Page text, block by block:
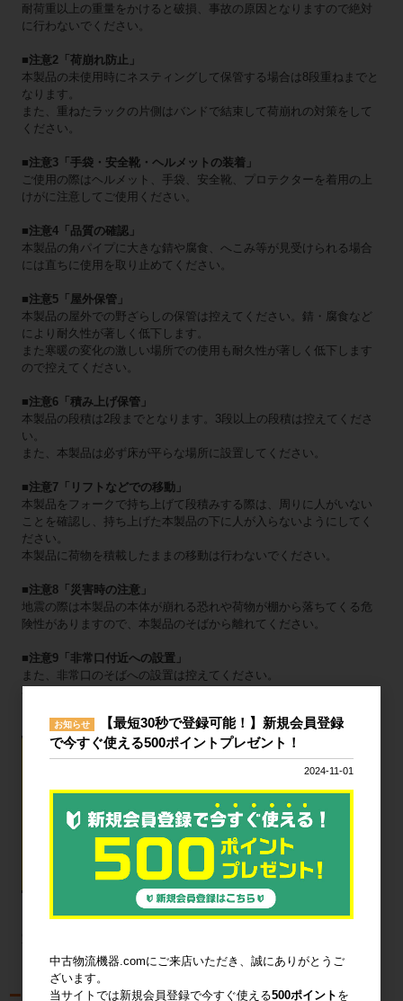
耐荷重以上の重量をかけると破損、事故の原因となりますので絶対
に行わないでください。
■注意2「荷崩れ防止」
本製品の未使用時にネスティングして保管する場合は8段重ねまでと
なります。
また、重ねたラックの片側はバンドで結束して荷崩れの対策をして
ください。
■注意3「手袋・安全靴・ヘルメットの装着」
ご使用の際はヘルメット、手袋、安全靴、プロテクターを着用の上
けがに注意してご使用ください。
■注意4「品質の確認」
本製品の角パイプに大きな錆や腐食、へこみ等が見受けられる場合
には直ちに使用を取り止めてください。
■注意5「屋外保管」
本製品の屋外での野ざらしの保管は控えてください。錆・腐食など
により耐久性が著しく低下します。
また寒暖の変化の激しい場所での使用も耐久性が著しく低下します
ので控えてください。
■注意6「積み上げ保管」
本製品の段積は2段までとなります。3段以上の段積は控えてくださ
い。
また、本製品は必ず床が平らな場所に設置してください。
■注意7「リフトなどでの移動」
本製品をフォークで持ち上げて段積みする際は、周りに人がいない
ことを確認し、持ち上げた本製品の下に人が入らないようにしてく
ださい。
本製品に荷物を積載したままの移動は行わないでください。
■注意8「災害時の注意」
地震の際は本製品の本体が崩れる恐れや荷物が棚から落ちてくる危
険性がありますので、本製品のそばから離れてください。
■注意9「非常口付近への設置」
また、非常口のそばへの設置は控えてください。
■使用上の注意をポスターにしております。
目立つところへ掲示していただき、事故防止
https://files.bcart.jp/butsuryu-
test/uploads/itemimg/5337012006/gyaku_nes
ting.pdf
その他、ご不明な点などありましたら、お気軽にお問合せ下さい。
お知らせ
【最短30秒で登録可能！】新規会員登録
で今すぐ使える500ポイントプレゼント！
2024-11-01
中古物流機器.comにご来店いただき、誠にありがとうご
ざいます。
当サイトでは新規会員登録で今すぐ使える500ポイント を